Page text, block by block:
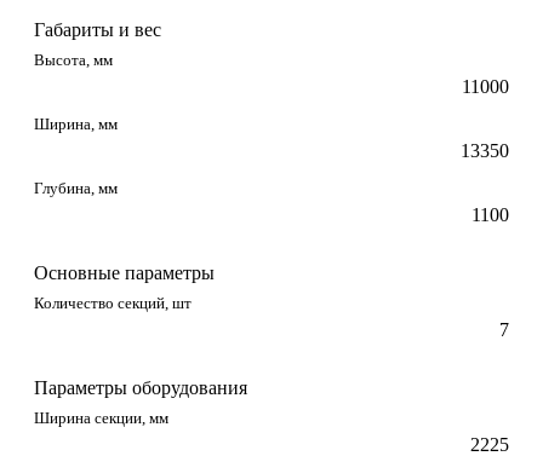
Габариты и вес
Высота, мм
11000
Ширина, мм
13350
Глубина, мм
1100
Основные параметры
Количество секций, шт
7
Параметры оборудования
Ширина секции, мм
2225